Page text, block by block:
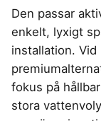
SOVRUM
Dubbelsäng
Ergonomisk
Säng
LJUD & BILD
75 Tum TV
Bluetooth
Boombox
In ear hörlurar
Liten bluetooth
Kosttillskott
Kreatin
Lions mane
Magnesium
Magnesium zink
Driver
Golfklocka
Golfset
Träningsklocka
Träningsklocka
Den passar
enkelt, lyxigt
installation.
fokus på
stora